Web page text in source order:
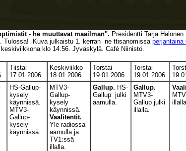
- he muuttavat maailman". Presidentti Tarja
Tulossa! Kuva julkaistu 1. kerran ne ttisanomissa perjantaina
keskiviikkona klo 14.56. Jyväskylä. Café Niinistö.
Tiistai
17.01.2006.
Keskiviikko
18.01.2006.
Torstai
19.01.2006.
Torstai
19.01.2006.
HS-Gallup-
kysely
käynnissä.
MTV3-
Gallup-
kysely
käynnissä.
MTV3-
Gallup-
kysely
käynnissä.
Vaalitentit.
Yle-radiossa
aamulla ja
TV1:ssä
illalla.
Gallup. HS-
Gallup julki
aamulla.
Gallup.
MTV3-
Gallup julki
illalla.